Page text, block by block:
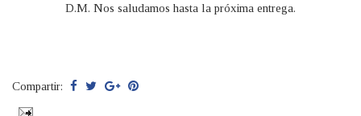
D.M. Nos saludamos hasta la próxima entrega.
Compartir: